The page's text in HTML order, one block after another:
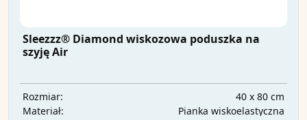
Sleezzz® Diamond wiskozowa poduszka na
szyję Air
Rozmiar:
40 x 80 cm
Materiał:
Pianka wiskoelastyczna